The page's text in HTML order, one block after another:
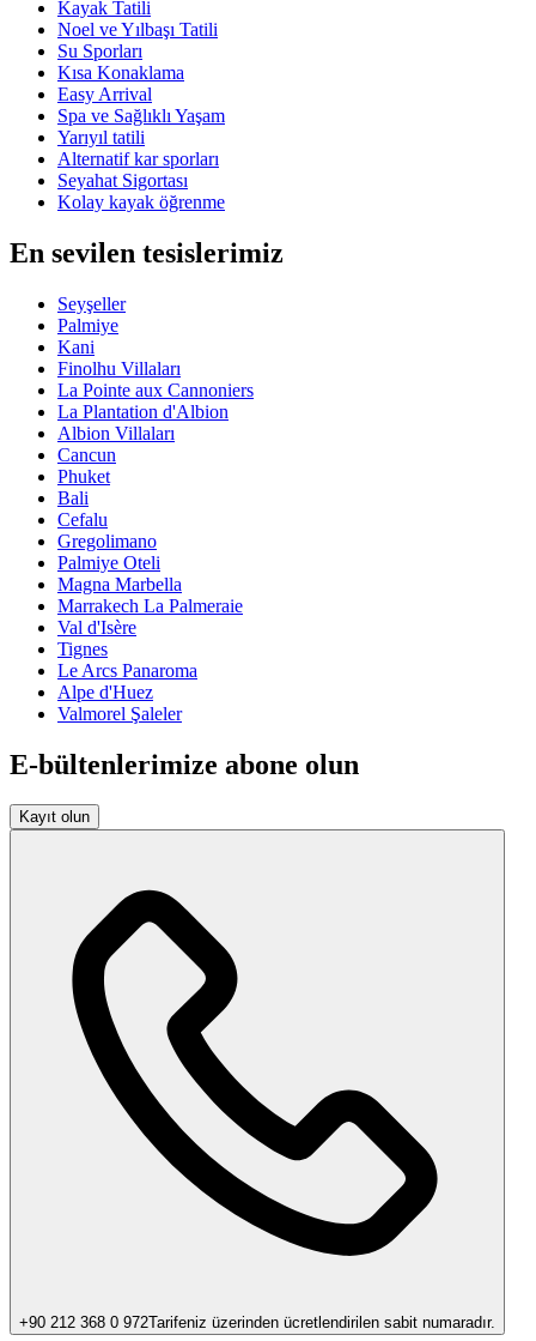
Kayak Tatili
Noel ve Yılbaşı Tatili
Su Sporları
Kısa Konaklama
Easy Arrival
Spa ve Sağlıklı Yaşam
Yarıyıl tatili
Alternatif kar sporları
Seyahat Sigortası
Kolay kayak öğrenme
En sevilen tesislerimiz
Seyşeller
Palmiye
Kani
Finolhu Villaları
La Pointe aux Cannoniers
La Plantation d'Albion
Albion Villaları
Cancun
Phuket
Bali
Cefalu
Gregolimano
Palmiye Oteli
Magna Marbella
Marrakech La Palmeraie
Val d'Isère
Tignes
Le Arcs Panaroma
Alpe d'Huez
Valmorel Şaleler
E-bültenlerimize abone olun
Kayıt olun
+90 212 368 0 972Tarifeniz üzerinden ücretlendirilen sabit numaradır.